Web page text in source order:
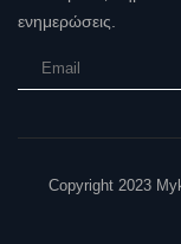
ενημερώσεις.
Copyright 2023